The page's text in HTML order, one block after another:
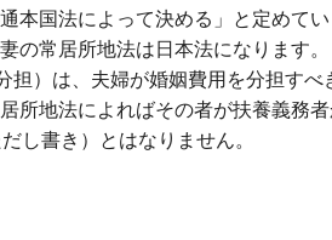
本国法によって決める」と定めてい
の常居所地法は日本法になります。
担）は、夫婦が婚姻費用を分担すべ
所地法によればその者が扶養義務
し書き）とはなりません。